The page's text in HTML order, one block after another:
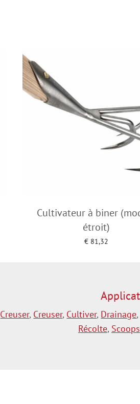
Cultivateur à biner
étroit)
€ 81,32
Creuser, Creuser, Cultiver, Drainage,
Récolte, Scoops